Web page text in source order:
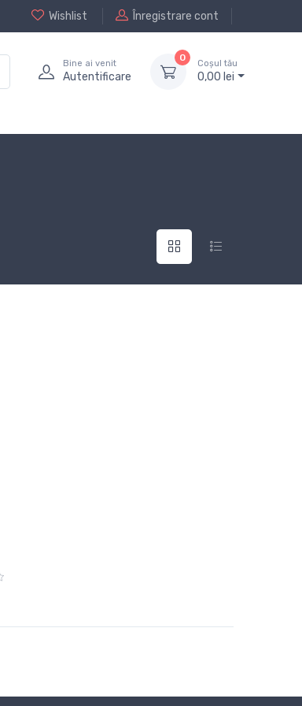
Wishlist Înregistrare cont
Bine ai venit
Autentificare
0
Coșul tău
0,00 lei